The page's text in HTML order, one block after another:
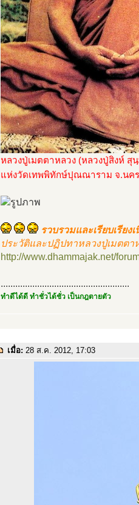
หลวงปู่เมตตาหลวง (หลวงปู่สิงห์ สุ
แห่งวัดเทพพิทักษ์ปุณณาราม จ.นค
รวบรวมและเรียบเรียง
ประวัติและปฏิปทาหลวงปู่เมตตา
http://www.dhammajak.net/
.....................................................
ทำดีได้ดี ทำชั่วได้ชั่ว เป็นกฎตายตัว
เมื่อ: 28 ส.ค. 2012, 17:03